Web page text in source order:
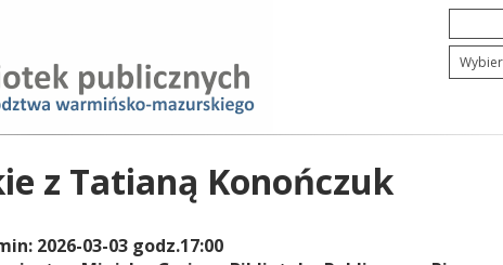
z Tatianą Konończuk
2026-03-03 godz.17:00